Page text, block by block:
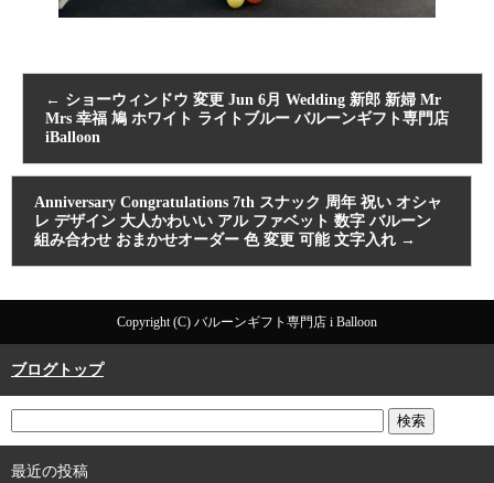
← ショーウィンドウ 変更 Jun 6月 Wedding 新郎 新婦 Mr
Mrs 幸福 鳩 ホワイト ライトブルー バルーンギフト専門店
iBalloon
Anniversary Congratulations 7th スナック 周年 祝い オシャ
レ デザイン 大人かわいい アル ファベット 数字 バルーン
組み合わせ おまかせオーダー 色 変更 可能 文字入れ →
Copyright (C) バルーンギフト専門店 i Balloon
ブログトップ
最近の投稿